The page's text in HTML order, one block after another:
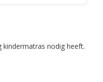
nodig heeft.